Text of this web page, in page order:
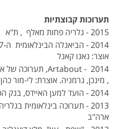
תערוכות קבוצתיות
2015 - גלריה פחות מאלף , ת"א
אוצר: נאנו קאנל
, מינכן, גרמניה. אוצרת: לי-מור כהן
2014 - הועד למען האיידס, בנק הפועלים, ת"א
ארה"ב